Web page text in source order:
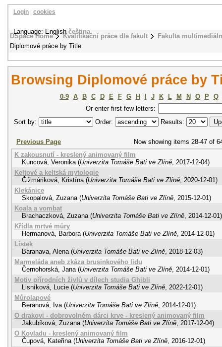
DSpace Home Kvalifikační práce dle fakult
Fakulta
Diplomové práce by Title
Login cookies
Language: Englishčeština
Browsing Diplomové práce by
0-9 A B C D E F G H J K L M N O P
Q
Or enter first few letters:
Sort by:
Order: Results:
Previous Page
Now showing items 28-47 of
K zakousnutí - kreslený animovaný film
Kuncová, Veronika (Univerzita Tomáše Bati ve Zlíně, 2017-12-04)
Keltové a keltská mytologie
Čižmáriková, Kristína (Univerzita Tomáše Bati ve Zlíně, 2020-12-01)
Klekánice
Skopalová, Zuzana (Univerzita Tomáše Bati ve Zlíně, 2015-12-01)
Koala a vombat
Brachaczková, Zuzana (Univerzita Tomáše Bati ve Zlíně, 2014-12-01)
Křídla mrtvé můry
Hermanová, Barbora (Univerzita Tomáše Bati ve Zlíně, 2014-12-01)
Lístek
Baranava, Alena (Univerzita Tomáše Bati ve Zlíně, 2018-12-03)
Marmeláda aneb zkáza brusinkového lidu
Černohorská, Jana (Univerzita Tomáše Bati ve Zlíně, 2014-12-01)
Motiv přírodních živlů v dílech studia Ghibli
Lisníková, Lucie (Univerzita Tomáše Bati ve Zlíně, 2022-12-01)
Můrolapové
Beranová, Iva (Univerzita Tomáše Bati ve Zlíně, 2014-12-01)
O drakovi - dobrovolném dárci krve - kreslený animovaný film
Jakubíková, Zuzana (Univerzita Tomáše Bati ve Zlíně, 2017-12-04)
O Kovladu - kreslený animovaný film
Čupová, Kateřina (Univerzita Tomáše Bati ve Zlíně, 2016-12-01)